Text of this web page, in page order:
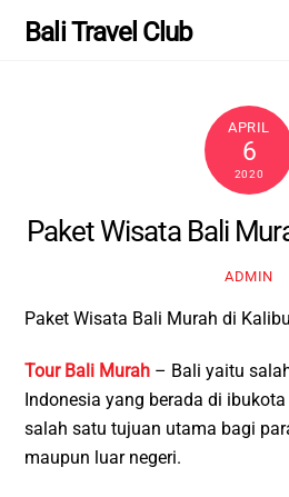
Bali Travel Club
APRIL
6
2020
Paket Wisata Bali
ADMIN
Paket Wisata Bali Murah di
Tour Bali Murah – Bali yaitu
Indonesia yang berada di
salah satu tujuan utama bagi
maupun luar negeri.